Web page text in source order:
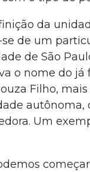
da
de um
de São
o nome do
Filho,
autônoma,
Um